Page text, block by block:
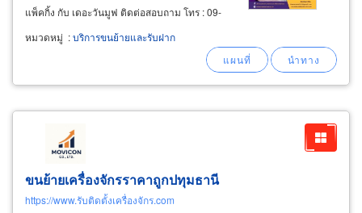
แพ็คกิ้ง กับ เดอะวันมูฟ ติดต่อสอบถาม โทร : 09-
2649-8629, 08-8853-6416, 0-2717-7500 3.
สายการผลิต
หมวดหมู่ :บริการขนย้ายและรับฝาก
ขนย้ายเครื่องจักรราคาถูกปทุมธานี
https://www.รับติดตั้งเครื่องจักร.com